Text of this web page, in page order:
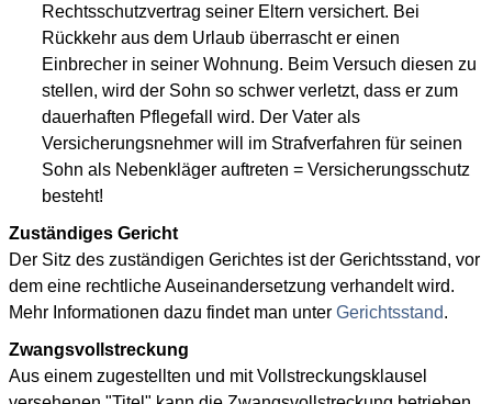
Rechtsschutzvertrag seiner Eltern versichert. Bei
Rückkehr aus dem Urlaub überrascht er einen
Einbrecher in seiner Wohnung. Beim Versuch diesen zu
stellen, wird der Sohn so schwer verletzt, dass er zum
dauerhaften Pflegefall wird. Der Vater als
Versicherungsnehmer will im Strafverfahren für seinen
Sohn als Nebenkläger auftreten = Versicherungsschutz
besteht!
Zuständiges Gericht
Der Sitz des zuständigen Gerichtes ist der Gerichtsstand, vor
dem eine rechtliche Auseinandersetzung verhandelt wird.
Mehr Informationen dazu findet man unter Gerichtsstand.
Zwangsvollstreckung
Aus einem zugestellten und mit Vollstreckungsklausel